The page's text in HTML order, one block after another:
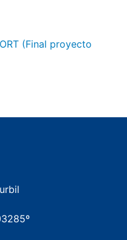
(Final proyecto